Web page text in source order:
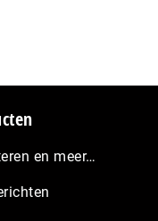
en meer…